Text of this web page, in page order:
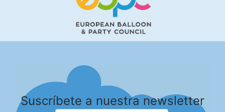
Suscríbete a nuestra newsletter